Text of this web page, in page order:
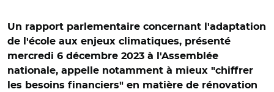
Un rapport parlementaire concernant l'adaptation
de l'école aux enjeux climatiques, présenté
mercredi 6 décembre 2023 à l'Assemblée
nationale, appelle notamment à mieux "chiffrer
les besoins financiers" en matière de rénovation